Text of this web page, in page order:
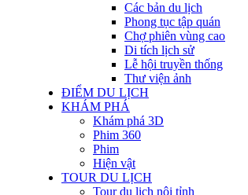
Các bản du lịch
Phong tục tập quán
Chợ phiên vùng cao
Di tích lịch sử
Lễ hội truyền thống
Thư viện ảnh
ĐIỂM DU LỊCH
KHÁM PHÁ
Khám phá 3D
Phim 360
Phim
Hiện vật
TOUR DU LỊCH
Tour du lịch nội tỉnh